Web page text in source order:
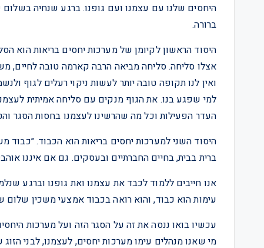
היחסים שלנו עם עצמנו ועם גופנו. ברגע שנחיה
ברורה.
היסוד הראשון לקיומן של מערכות יחסים בריאות הוא
אצלו סליחה. סליחה מביאה הרבה קארמה טובה לחיים,
ואין לנו תקופה טובה יותר לעשות ניקוי רעלים לגוף
למי שפגע בנו. את הגוף מנקים עם סליחה אמיתית
העדר הפעילות וכל מה שהרשינו לעצמנו בחסות הסגר
היסוד השני למערכות יחסים בריאות הוא הכבוד.
ברית בבית, בחיים החברתיים ובעסקים. גם אם איננו
אנו חייבים ללמוד לכבד את עצמנו ואת גופנו וברגע
עימות הוא כבוד, והוא רואה בכבוד אמצעי משכין
עכשיו בואו ננסה את זה על הסגר הזה ועל מערכות
מי שאנו מנהלים עימו מערכות יחסים, לעצמנו, לבני